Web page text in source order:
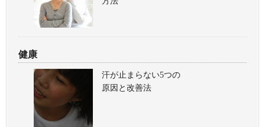
健康
汗が止まらない5つの
原因と改善法